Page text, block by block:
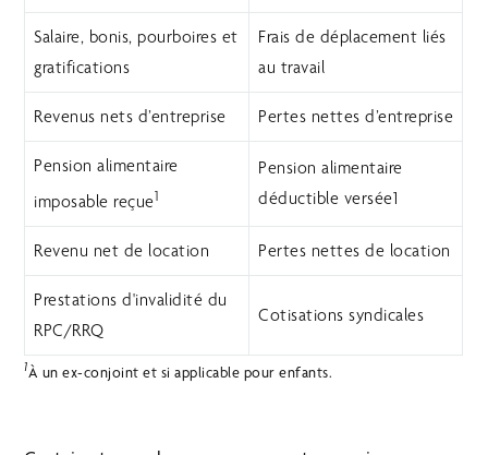
Salaire, bonis, pourboires et
gratifications
Frais de déplacement liés
au travail
Revenus nets d’entreprise Pertes nettes d’entreprise
Pension alimentaire
imposable reçue1
Pension alimentaire
déductible versée1
Revenu net de location Pertes nettes de location
Prestations d'invalidité du
RPC/RRQ
Cotisations syndicales
1À un ex-conjoint et si applicable pour enfants.